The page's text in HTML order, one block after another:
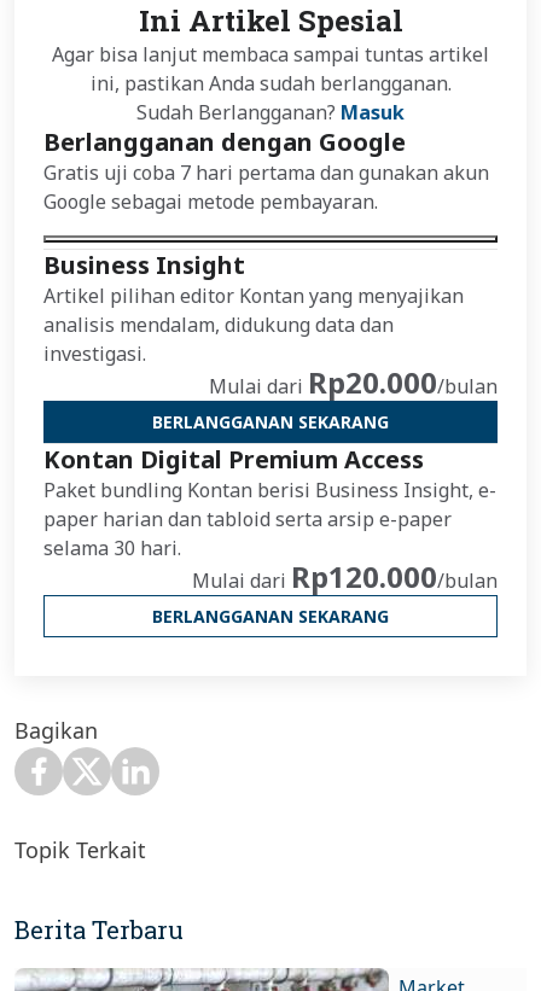
Ini Artikel Spesial
Agar bisa lanjut membaca sampai tuntas artikel
ini, pastikan Anda sudah berlangganan.
Sudah Berlangganan? Masuk
Berlangganan dengan Google
Gratis uji coba 7 hari pertama dan gunakan akun
Google sebagai metode pembayaran.
Business Insight
Artikel pilihan editor Kontan yang menyajikan
analisis mendalam, didukung data dan
investigasi.
Mulai dari Rp20.000/bulan
BERLANGGANAN SEKARANG
Kontan Digital Premium Access
Paket bundling Kontan berisi Business Insight, e-
paper harian dan tabloid serta arsip e-paper
selama 30 hari.
Mulai dari Rp120.000/bulan
BERLANGGANAN SEKARANG
Bagikan
Topik Terkait
Berita Terbaru